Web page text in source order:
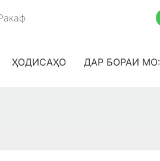
ҲОДИСАҲО ДАР БОРАИ МО: